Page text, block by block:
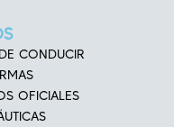
CONDUCIR
OFICIALES